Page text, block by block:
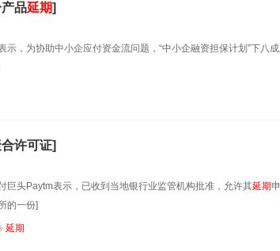
品延期]
示，为协助中小企应付资金流问题，“中小企融资担保计划”下八
许可证]
巨头Paytm表示，已收到当地银行业监管机构批准，允许其延期
的一份]
延期